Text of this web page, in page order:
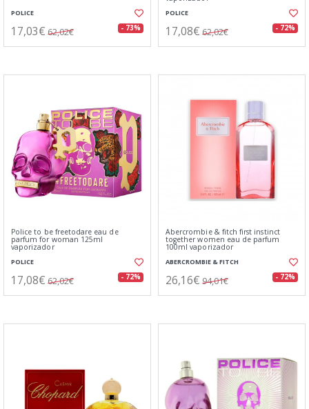
POLICE
17,03€ 62,02€ - 73%
POLICE
17,08€ 62,02€ - 72%
Police to be freetodare eau de
parfum for woman 125ml
vaporizador
POLICE
17,08€ 62,02€ - 72%
Abercrombie & fitch first instinct
together women eau de parfum
100ml vaporizador
ABERCROMBIE & FITCH
26,16€ 94,01€ - 72%